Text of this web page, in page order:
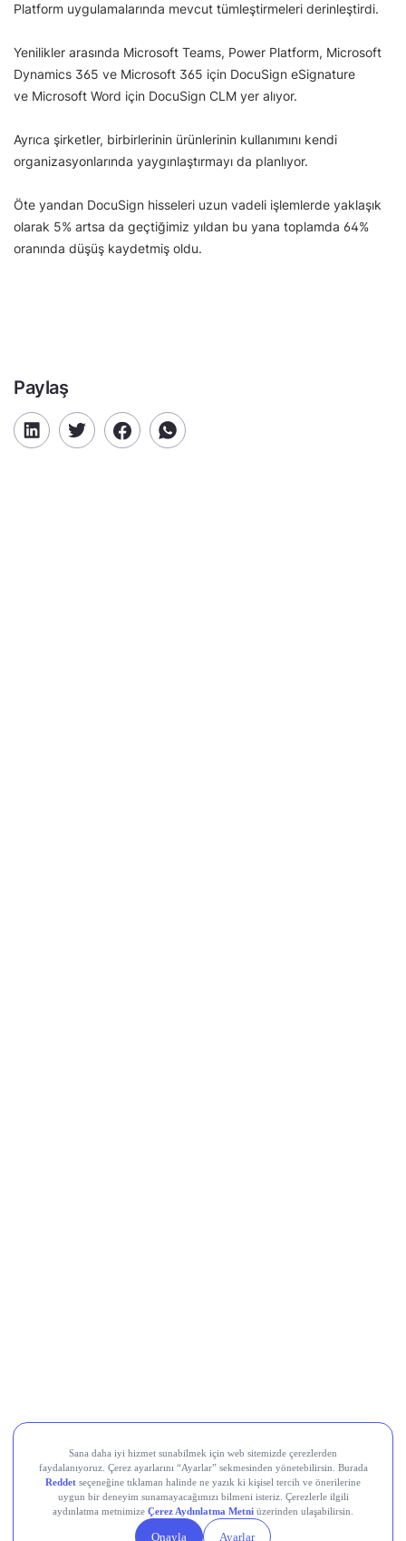
Platform uygulamalarında mevcut tümleştirmeleri derinleştirdi.
Yenilikler arasında Microsoft Teams, Power Platform, Microsoft
Dynamics 365 ve Microsoft 365 için DocuSign eSignature
ve Microsoft Word için DocuSign CLM yer alıyor.
Ayrıca şirketler, birbirlerinin ürünlerinin kullanımını kendi
organizasyonlarında yaygınlaştırmayı da planlıyor.
Öte yandan DocuSign hisseleri uzun vadeli işlemlerde yaklaşık
olarak 5% artsa da geçtiğimiz yıldan bu yana toplamda 64%
oranında düşüş kaydetmiş oldu.
Paylaş